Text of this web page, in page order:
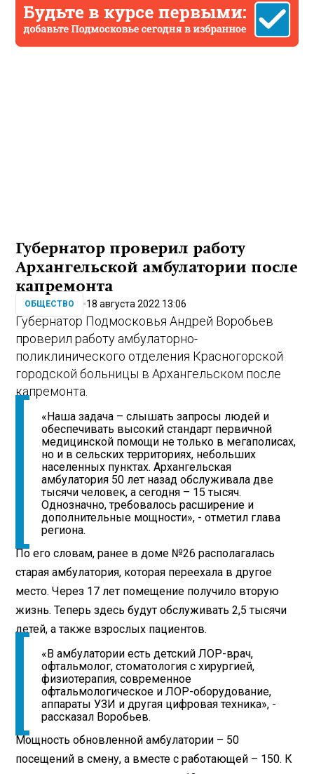
Губернатор проверил работу
Архангельской амбулатории после
капремонта
ОБЩЕСТВО 18 августа 2022 13:06
Губернатор Подмосковья Андрей Воробьев
проверил работу амбулаторно-
поликлинического отделения Красногорской
городской больницы в Архангельском после
капремонта.
«Наша задача – слышать запросы людей и
обеспечивать высокий стандарт первичной
медицинской помощи не только в мегаполисах,
но и в сельских территориях, небольших
населенных пунктах. Архангельская
амбулатория 50 лет назад обслуживала две
тысячи человек, а сегодня – 15 тысяч.
Однозначно, требовалось расширение и
дополнительные мощности», - отметил глава
региона.
По его словам, ранее в доме №26 располагалась
старая амбулатория, которая переехала в другое
место. Через 17 лет помещение получило вторую
жизнь. Теперь здесь будут обслуживать 2,5 тысячи
детей, а также взрослых пациентов.
«В амбулатории есть детский ЛОР-врач,
офтальмолог, стоматология с хирургией,
физиотерапия, современное
офтальмологическое и ЛОР-оборудование,
аппараты УЗИ и другая цифровая техника», -
рассказал Воробьев.
Мощность обновленной амбулатории – 50
посещений в смену, а вместе с работающей – 150. К